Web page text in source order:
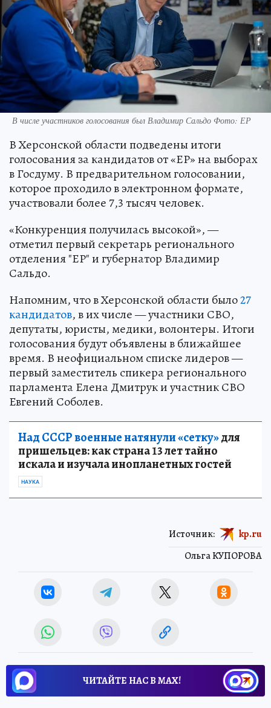
В числе участников голосования был Владимир Сальдо Фото: ЕР
В Херсонской области подведены итоги
голосования за кандидатов от «ЕР» на выборах
в Госдуму. В предварительном голосовании,
которое проходило в электронном формате,
участвовали более 7,3 тысяч человек.
«Конкуренция получилась высокой», —
отметил первый секретарь регионального
отделения "ЕР" и губернатор Владимир
Сальдо.
Напомним, что в Херсонской области было27
кандидатов, в их числе — участники СВО,
депутаты, юристы, медики, волонтеры. Итоги
голосования будут объявлены в ближайшее
время. В неофициальном списке лидеров —
первый заместитель спикера регионального
парламента Елена Дмитрук и участник СВО
Евгений Соболев.
Над СССР военные натянули «сетку»для
пришельцев: как страна 13 лет тайно
искала и изучала инопланетных гостей
НАУКА
Ольга КУПОРОВА
Источник: kp.ru
ЧИТАЙТЕ НАС В МАХ!